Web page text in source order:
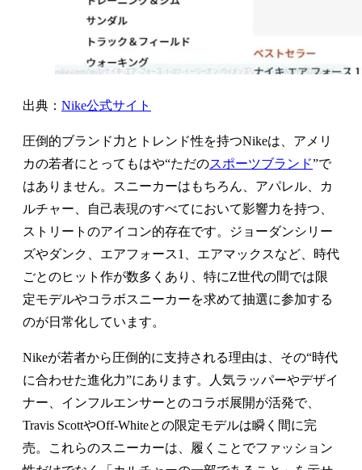
出典： Nike公式サイト
圧倒的ブランド力とトレンド性を持つNikeは、アメリ
カの若者にとってもはや“ただのスポーツブランド”で
はありません。スニーカーはもちろん、アパレル、カ
ルチャー、自己表現のすべてにおいて影響力を持つ、
ストリートのアイコン的存在です。ジョーダンシリー
ズやダンク、エアフォース1、エアマックスなど、時代
ごとのヒット作が数多くあり、特にZ世代の間では限
定モデルやコラボスニーカーを求めて抽選に参加する
のが日常化しています。
Nikeが若者から圧倒的に支持される理由は、その“時代
に合わせた進化力”にあります。人気ラッパーやデザイ
ナー、インフルエンサーとのコラボ展開が活発で、
Travis ScottやOff-Whiteとの限定モデルは瞬く間に完
売。これらのスニーカーは、履くことでファッション